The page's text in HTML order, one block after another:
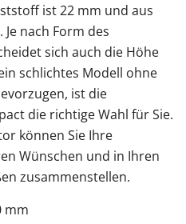
ist 22 mm und aus
nach Form des
sich auch die Höhe
schlichtes Modell ohne
ist die
die richtige Wahl für Sie.
können Sie Ihre
Wünschen und in Ihren
zusammenstellen.
mm